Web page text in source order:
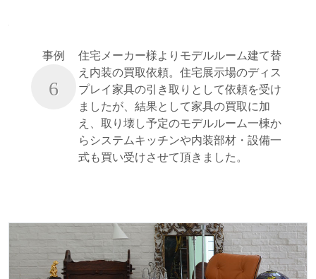
事例
6
住宅メーカー様よりモデルルーム建て替
え内装の買取依頼。住宅展示場のディス
プレイ家具の引き取りとして依頼を受け
ましたが、結果として家具の買取に加
え、取り壊し予定のモデルルーム一棟か
らシステムキッチンや内装部材・設備一
式も買い受けさせて頂きました。